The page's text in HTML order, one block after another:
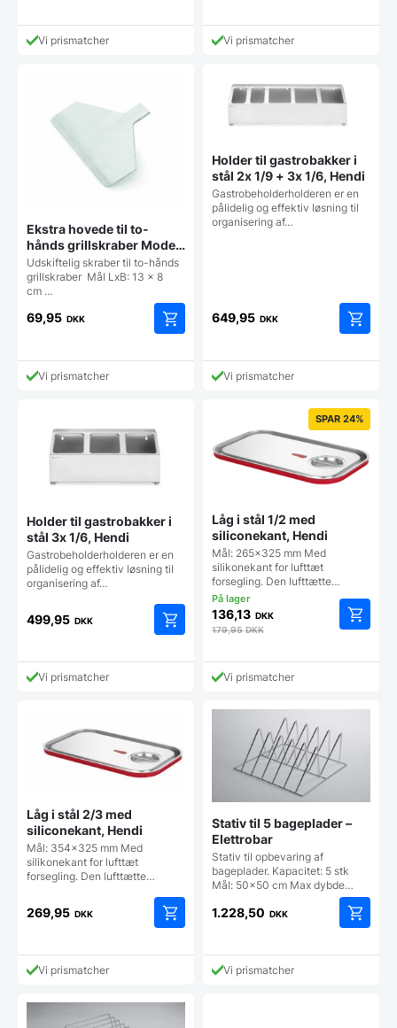
Vi prismatcher Vi prismatcher
Ekstra hovede til to-
hånds grillskraber Model:
P940000
Udskiftelig skraber til to-hånds
grillskraber Mål LxB: 13 x 8
cm …
69,95 DKK
Vi prismatcher
Holder til gastrobakker i
stål 2x 1/9 + 3x 1/6, Hendi
Gastrobeholderholderen er en
pålidelig og effektiv løsning til
organisering af…
649,95 DKK
Vi prismatcher
Holder til gastrobakker i
stål 3x 1/6, Hendi
Gastrobeholderholderen er en
pålidelig og effektiv løsning til
organisering af…
499,95 DKK
Vi prismatcher
SPAR 24%
Låg i stål 1/2 med
siliconekant, Hendi
Mål: 265x325 mm Med
silikonekant for lufttæt
forsegling. Den lufttætte…
136,13 DKK
179,95DKK
Vi prismatcher
Låg i stål 2/3 med
siliconekant, Hendi
Mål: 354x325 mm Med
silikonekant for lufttæt
forsegling. Den lufttætte…
269,95 DKK
Vi prismatcher
Stativ til 5 bageplader –
Elettrobar
Stativ til opbevaring af
bageplader. Kapacitet: 5 stk
Mål: 50x50 cm Max dybde…
1.228,50 DKK
Vi prismatcher